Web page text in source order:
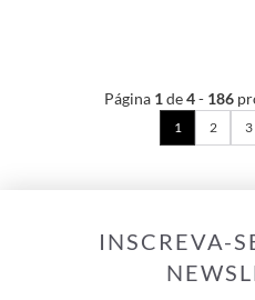
Página 1de4- 186
1 2 3
INSCREVA-